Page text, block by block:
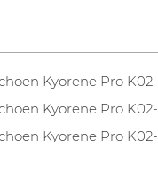
Kyorene Pro K02-
Kyorene Pro K02-
Kyorene Pro K02-